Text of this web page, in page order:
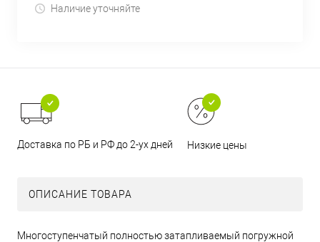
Наличие уточняйте
Доставка по РБ и РФ до 2-ух дней Низкие цены
ОПИСАНИЕ ТОВАРА
Многоступенчатый полностью затапливаемый погружной